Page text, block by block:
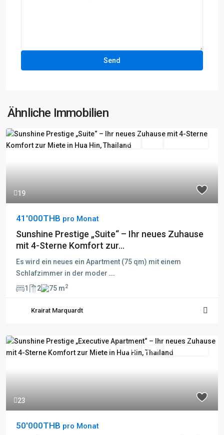
Ähnliche Immobilien
19
Fertig
41'000THB pro Monat
Sunshine Prestige „Suite“ – Ihr neues Zuhause
mit 4-Sterne Komfort zur...
Es wird ein neues ein Apartment (75 qm) mit einem
Schlafzimmer in der moder ...
1
2 75 m2
Krairat Marquardt
23
Fertig Aktiv Besichtigung
50'000THB pro Monat